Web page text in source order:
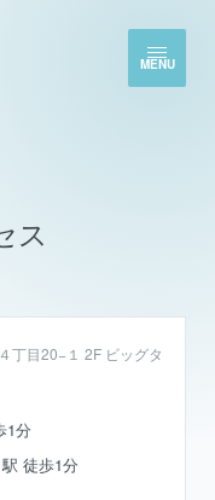
MENU
ス
丁目20−１ 2F ビッグタ
1分
徒歩1分